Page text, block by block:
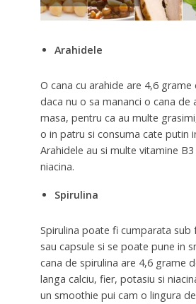
Arahidele
O cana cu arahide are 4,6 grame
daca nu o sa mananci o cana de
masa, pentru ca au multe
o in patru si consuma cate putin
Arahidele au si multe vitamine
niacina.
Spirulina
Spirulina poate fi cumparata sub
sau capsule si se poate pune in
cana de spirulina are 4,6 grame
langa calciu, fier, potasiu si
un smoothie pui cam o lingura